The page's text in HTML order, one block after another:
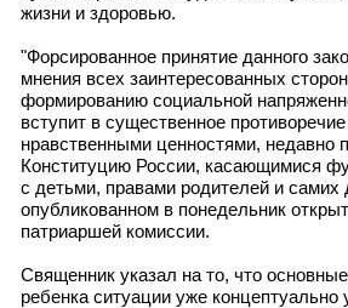
жизни и здоровью.
"Форсированное принятие данного
мнения всех заинтересованных
формированию социальной
вступит в существенное
нравственными ценностями, недавно
Конституцию России, касающимися
с детьми, правами родителей и самих
опубликованном в понедельник
патриаршей комиссии.
Священник указал на то, что
ребенка ситуации уже концептуально